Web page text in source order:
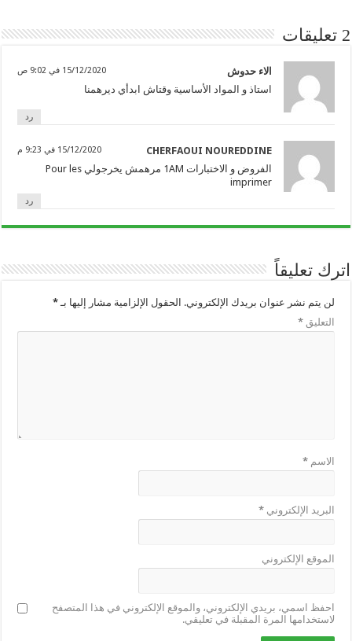
2 تعليقات
الاء حدوش 15/12/2020 في 9:02 ص
استاذ و المواد الأساسية وقتاش ابدأي ديرهمنا
رد
CHERFAOUI NOUREDDINE 15/12/2020 في 9:23 م
الفروض و الاختبارات 1AM مرهمش يخرجولي Pour les
imprimer
رد
اترك تعليقاً
لن يتم نشر عنوان بريدك الإلكتروني. الحقول الإلزامية مشار إليها بـ*
التعليق*
الاسم*
البريد الإلكتروني*
الموقع الإلكتروني
احفظ اسمي، بريدي الإلكتروني، والموقع الإلكتروني في هذا المتصفح
لاستخدامها المرة المقبلة في تعليقي.